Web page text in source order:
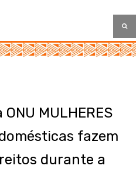
MULHERES
fazem
durante a